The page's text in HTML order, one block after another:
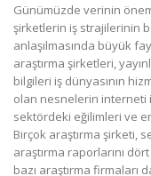
Günümüzde verinin
şirketlerin iş strajilerinin
anlaşılmasında büyük
araştırma şirketleri,
bilgileri iş dünyasının
olan nesnelerin interneti
sektördeki eğilimleri ve
Birçok araştırma şirketi,
araştırma raporlarını
bazı araştırma firmaları